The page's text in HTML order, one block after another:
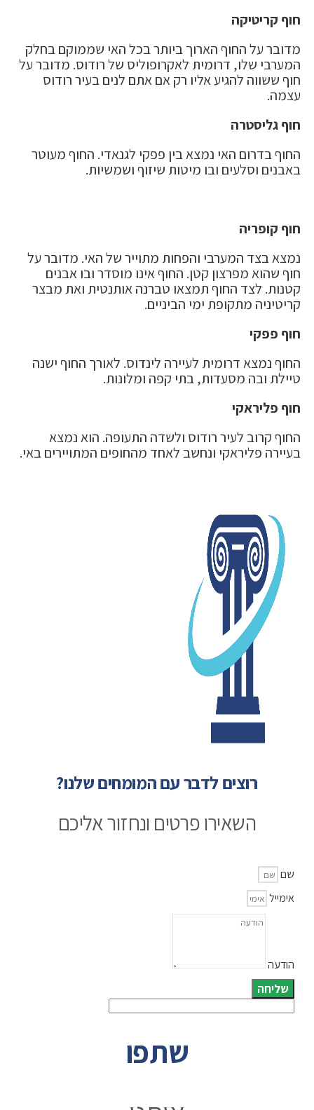
חוף קריטיקה
מדובר על החוף הארוך ביותר בכל האי שממוקם בחלק
המערבי שלו, דרומית לאקרופוליס של רודוס. מדובר על
חוף ששווה להגיע אליו רק אם אתם לנים בעיר רודוס
עצמה.
חוף גליסטרה
החוף בדרום האי נמצא בין פפקי לגנאדי. החוף מעוטר
באבנים וסלעים ובו מיטות שיזוף ושמשיות.
חוף קופריה
נמצא בצד המערבי והפחות מתוייר של האי. מדובר על
חוף שהוא מפרצון קטן. החוף אינו מוסדר ובו אבנים
קטנות. לצד החוף תמצאו טברנה אותנטית ואת מבצר
קריטיניה מתקופת ימי הביניים.
חוף פפקי
החוף נמצא דרומית לעיירה לינדוס. לאורך החוף ישנה
טיילת ובה מסעדות, בתי קפה ומלונות.
חוף פליראקי
החוף קרוב לעיר רודוס ולשדה התעופה. הוא נמצא
בעיירה פליראקי ונחשב לאחד מהחופים המתויירים באי.
רוצים לדבר עם המומחים שלנו?
השאירו פרטים ונחזור אליכם
שם
אימייל
הודעה
שליחה
שתפו